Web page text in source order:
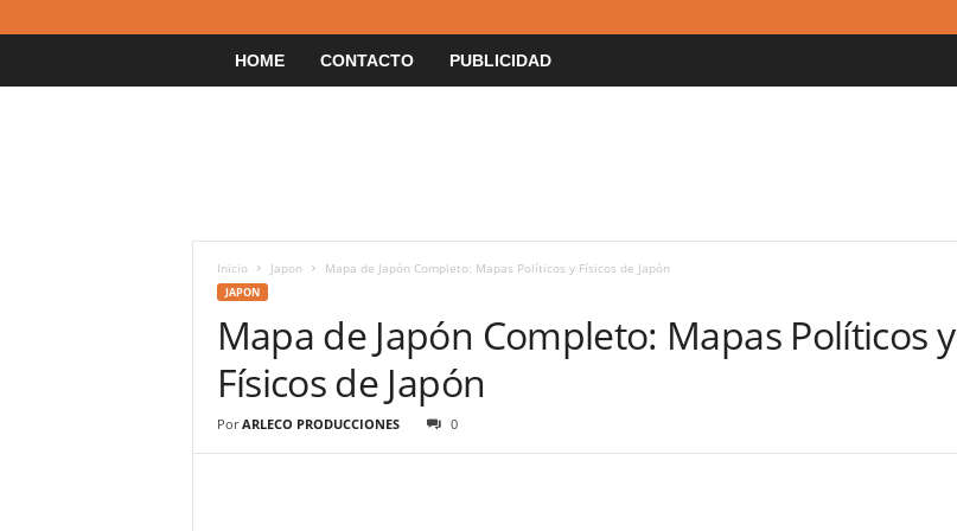
HOME CONTACTO PUBLICIDAD
Inicio Japon Mapa de Japón Completo: Mapas Políticos y Físicos de Japón
JAPON
Mapa de Japón Completo: Mapas Políticos y
Físicos de Japón
Por ARLECO PRODUCCIONES 0